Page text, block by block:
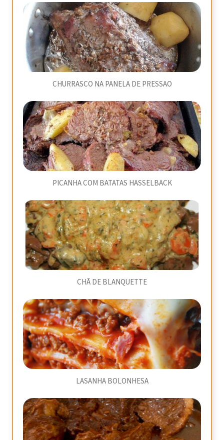
CHURRASCO NA PANELA DE PRESSAO
PICANHA COM BATATAS HASSELBACK
CHÃ DE BLANQUETTE
LASANHA BOLONHESA